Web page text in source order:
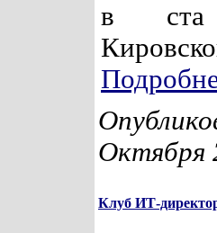
в ста
Октября
Клуб ИТ-